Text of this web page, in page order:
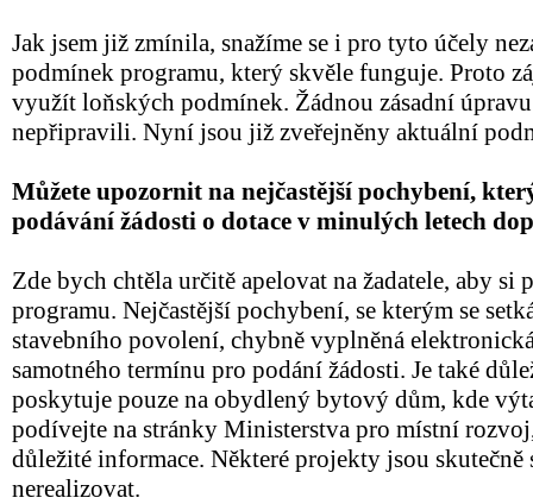
Jak jsem již zmínila, snažíme se i pro tyto účely
podmínek programu, který skvěle funguje. Proto
využít loňských podmínek. Žádnou zásadní
nepřipravili. Nyní jsou již zveřejněny aktuální
Můžete upozornit na nejčastější pochybení,
podávání žádosti o dotace v minulých letech
Zde bych chtěla určitě apelovat na žadatele, aby
programu. Nejčastější pochybení, se kterým se
stavebního povolení, chybně vyplněná
samotného termínu pro podání žádosti. Je také
poskytuje pouze na obydlený bytový dům, kde
podívejte na stránky Ministerstva pro místní
důležité informace. Některé projekty jsou
nerealizovat.